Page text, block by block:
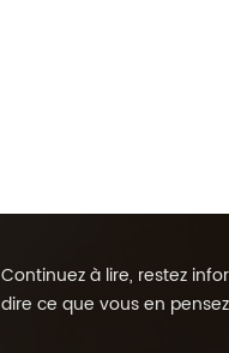
Continuez à lire, restez
dire ce que vous en